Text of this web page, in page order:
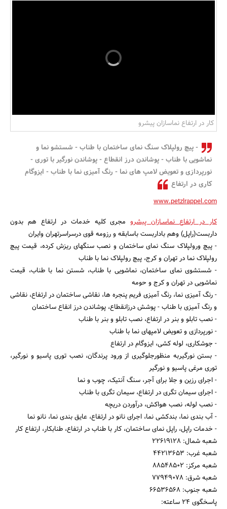
جستجو
کار در ارتفاع نماسازان پیشرو
- پیچ رولپلاک سنگ نمای ساختمان با طناب - شستشو نما و
نماشویی با طناب - پوشاندن درز انقطاع - پوشاندن نورگیر با توری -
نورپردازی و تعویض لامپ های نما - رنگ آمیزی نما با طناب - ایزوگام
کاری در ارتفاع
www.petzlrappel.com
کار در ارتفاع نماسـازان پیشرومجری کلیه خدمات در ارتفاع هم بدون
داربست(راپل) وهم باداربست باسابقه و رزومه قوی درسراسرتهران وایران
- پیچ ورولپلاک سنگ نمای ساختمان و نصب سنگهای ریزش کرده، قیمت پیچ
رولپلاک نما در تهران و کرج، پیچ رولپلاک نما با طناب
- شستشوی نمای ساختمان، نماشویی با طناب، شستن نما با طناب، قیمت
نماشویی در تهران و کرج و حومه
- رنگ آمیزی نما، رنگ آمیزی فریم پنجره ها، نقاشی ساختمان در ارتفاع، نقاشی
و رنگ آمیزی با طناب - پوشش درزانقطاع، پوشاندن درز انقاع ساختمان
- نصب تابلو و بنر در ارتفاع، نصب تابلو و بنر با طناب
- نورپردازی و تعویض لامپهای نما با طناب
- جوشکاری، لوله کشی، ایزوگام در ارتفاع
- بستن نورگیربه منظورجلوگیری از ورود پرندگان، نصب توری پاسیو و نورگیر،
توری مرغی پاسیو و نورگیر
- اجرای رزین و جلا برای آجر، سنگ آنتیک، چوب و نما
- اجرای سیمان تگری در ارتفاع، سیمان تگری با طناب
- نصب لوله، نصب هواکش، درآوردن دریچه
- آب بندی نما، بندکشی نما، اجرای نانو در ارتفاع، عایق بندی نما، نانو نما
- خدمات راپل، راپل نمای ساختمان، کار با طناب در ارتفاع، طنابکار، ارتفاع کار
شعبه شمال: ۲۲۶۱۹۱۲۸
شعبه غرب: ۴۴۲۱۳۶۵۳
شعبه مرکز: ۸۸۵۴۸۵۰۲
شعبه شرق: ۷۷۹۴۹۰۷۸
شعبه جنوب: ۶۶۵۳۶۵۶۸
پاسخگوی ۲۴ ساعته: